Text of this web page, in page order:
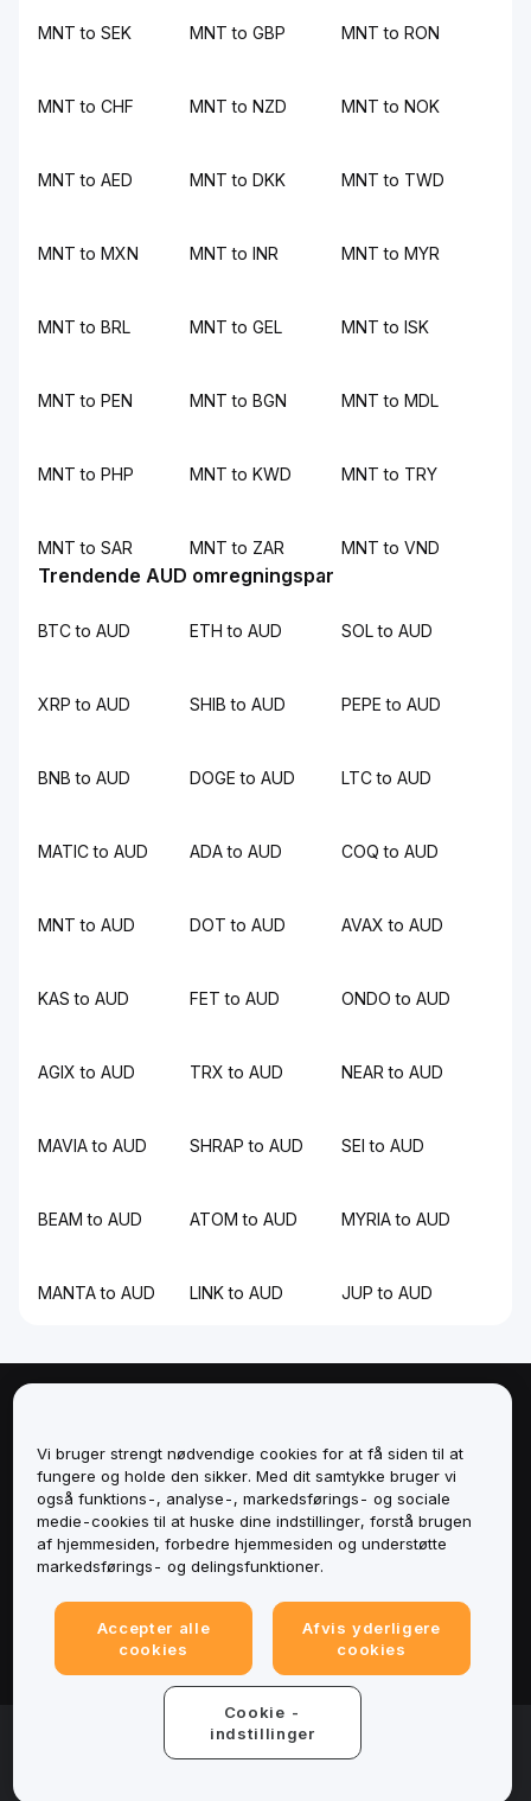
MNT to SEK MNT to GBP MNT to RON
MNT to CHF MNT to NZD MNT to NOK
MNT to AED MNT to DKK MNT to TWD
MNT to MXN MNT to INR MNT to MYR
MNT to BRL MNT to GEL MNT to ISK
MNT to PEN MNT to BGN MNT to MDL
MNT to PHP MNT to KWD MNT to TRY
MNT to SAR MNT to ZAR MNT to VND
Trendende AUD omregningspar
BTC to AUD ETH to AUD SOL to AUD
XRP to AUD SHIB to AUD PEPE to AUD
BNB to AUD DOGE to AUD LTC to AUD
MATIC to AUD ADA to AUD COQ to AUD
MNT to AUD DOT to AUD AVAX to AUD
KAS to AUD FET to AUD ONDO to AUD
AGIX to AUD TRX to AUD NEAR to AUD
MAVIA to AUD SHRAP to AUD SEI to AUD
BEAM to AUD ATOM to AUD MYRIA to AUD
MANTA to AUD LINK to AUD JUP to AUD
Tjenester
Support
Juridisk
© 2025-2026 Bybit.eu. All rights reserved.
Vi bruger strengt nødvendige cookies for at få siden til at
fungere og holde den sikker. Med dit samtykke bruger vi
også funktions-, analyse-, markedsførings- og sociale
medie-cookies til at huske dine indstillinger, forstå brugen
af hjemmesiden, forbedre hjemmesiden og understøtte
markedsførings- og delingsfunktioner.
Accepter alle
cookies
Afvis yderligere
cookies
Cookie -
indstillinger